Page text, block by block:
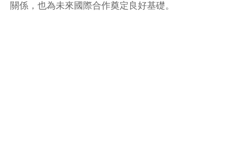
關係，也為未來國際合作奠定良好基礎。